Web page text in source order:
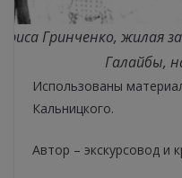
Гринченко, жилая
Галайбы,
Использованы
Кальницкого.
Автор – экскурсовод и